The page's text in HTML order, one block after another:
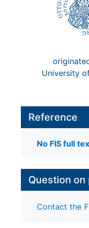
University
Reference
No FIS full
Question
Contact the